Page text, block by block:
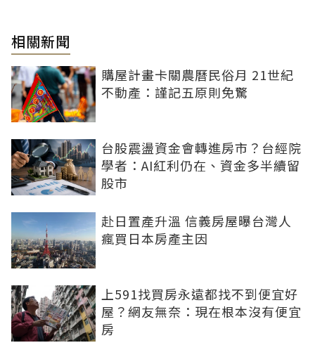
相關新聞
購屋計畫卡關農曆民俗月 21世紀
不動產：謹記五原則免驚
台股震盪資金會轉進房市？台經院
學者：AI紅利仍在、資金多半續留
股市
赴日置產升溫 信義房屋曝台灣人
瘋買日本房產主因
上591找買房永遠都找不到便宜好
屋？網友無奈：現在根本沒有便宜
房